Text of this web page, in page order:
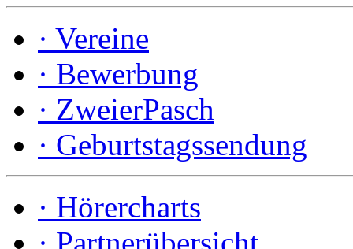
· Vereine
· Bewerbung
· ZweierPasch
· Geburtstagssendung
· Hörercharts